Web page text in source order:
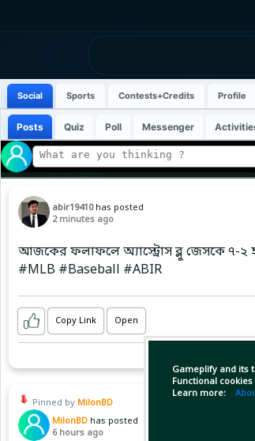
Gameplify and its
Functional
Learn more:
Social Sports Contests+Credits Profile
Posts Quiz Poll Messenger
abir19410 has posted
2 minutes ago
আজকের ফলাফলে অ্যাস্ট্রোস ব্লু জেসকে ৭-২
#MLB #Baseball #ABIR
Copy Link Open
Pinned by MilonBD
MilonBD has posted
6 hours ago